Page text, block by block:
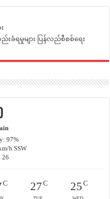
းခံရမှုများ ပြန်လည်စီစစ်ရေး
97%
h SSW
26
C 27C 25C